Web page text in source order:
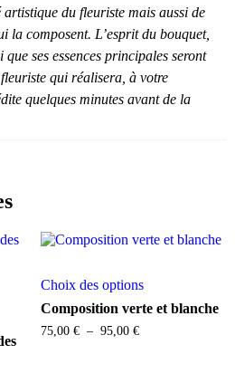
du fleuriste mais aussi de
la composent. L’esprit du bouquet,
ses essences principales seront
qui réalisera, à votre
quelques minutes avant de la
Choix des optionsproduit
a
plusieurs
Composition verte et blanche
75,00 € – 95,00 €Plage